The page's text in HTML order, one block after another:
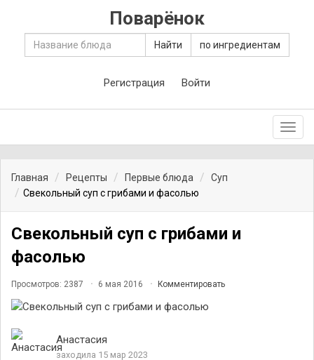
Поварёнок
Найти по ингредиентам
Регистрация Войти
Главная Рецепты Первые блюда
Суп
Свекольный суп с грибами и фасолью
Свекольный суп с грибами и
фасолью
Просмотров: 2387 6 мая 2016 Комментировать
Анастасия
заходила 15 мар 2023